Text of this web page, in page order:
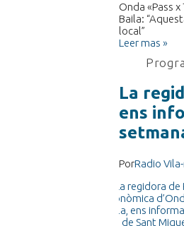
Onda «Pass
Baila:
local”
Leer mas »
La
ens
PorRadio